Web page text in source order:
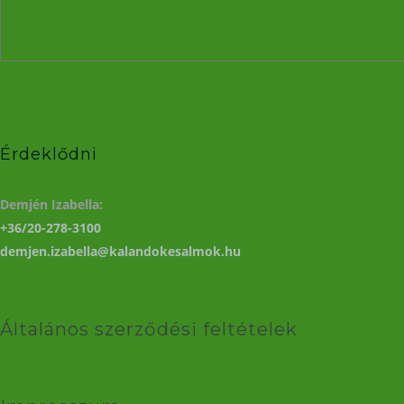
Érdeklődni
Demjén Izabella:
+36/20-278-3100
demjen.izabella@kalandokesalmok.hu
Általános szerződési feltételek